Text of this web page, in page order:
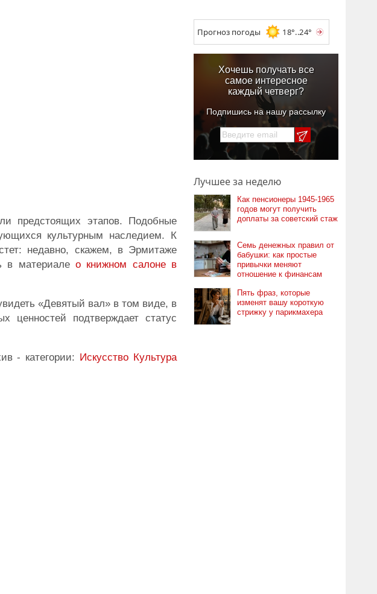
предстоящих этапов. Подобные
культурным наследием. К
недавно, скажем, в Эрмитаже
в материале о книжном салоне в
«Девятый вал» в том виде, в
ценностей подтверждает статус
- категории: Искусство Культура
Прогноз погоды 18°..24°
Хочешь получать все
самое интересное
каждый четверг?
Подпишись на нашу рассылку
Лучшее за неделю
Как пенсионеры 1945-1965
годов могут получить
доплаты за советский стаж
Семь денежных правил от
бабушки: как простые
привычки меняют
отношение к финансам
Пять фраз, которые
изменят вашу короткую
стрижку у парикмахера